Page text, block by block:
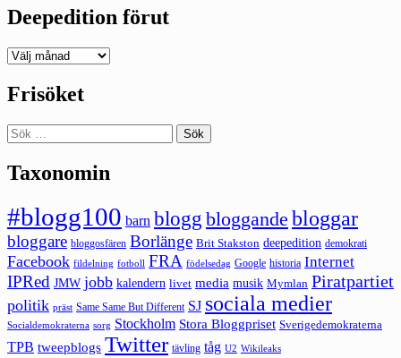
Deepedition förut
Deepedition
Frisöket
Sök
efter:
Taxonomin
#blogg100 barn blogg bloggande bloggar
bloggare bloggosfären Borlänge Brit Stakston deepedition demokrati
Facebook fildelning fotboll FRA födelsedag Google historia Internet
IPRed JMW jobb kalendern livet media musik Mymlan Piratpartiet
politik präst Same Same But Different SJ sociala medier
Socialdemokraterna sorg Stockholm Stora Bloggpriset Sverigedemokraterna
TPB tweepblogs Twitter tävling tåg U2 Wikileaks